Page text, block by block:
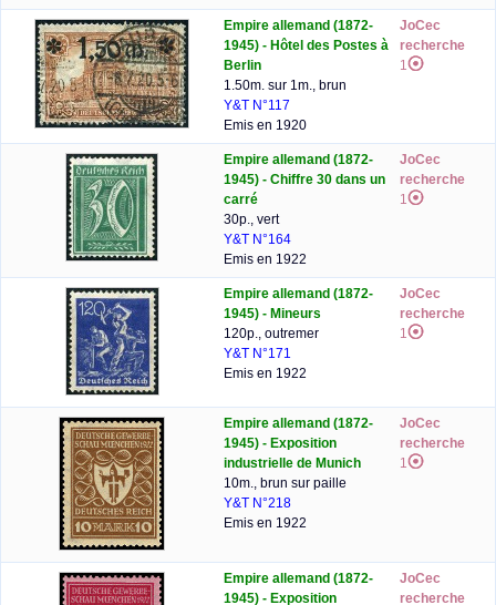
Empire allemand (1872-
1945) - Hôtel des Postes à
Berlin
1.50m. sur 1m., brun
Y&T N°117
Emis en 1920
JoCec
recherche
1
Empire allemand (1872-
1945) - Chiffre 30 dans un
carré
30p., vert
Y&T N°164
Emis en 1922
JoCec
recherche
1
Empire allemand (1872-
1945) - Mineurs
120p., outremer
Y&T N°171
Emis en 1922
JoCec
recherche
1
Empire allemand (1872-
1945) - Exposition
industrielle de Munich
10m., brun sur paille
Y&T N°218
Emis en 1922
JoCec
recherche
1
Empire allemand (1872-
1945) - Exposition
JoCec
recherche